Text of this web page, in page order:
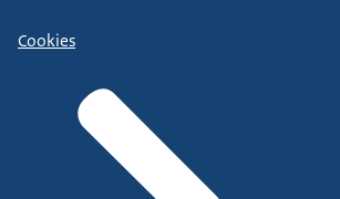
Cookies